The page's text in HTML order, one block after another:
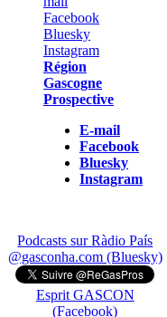
Région
Gascogne
Prospective
E-mail
Facebook
Bluesky
Instagram
Podcasts sur Ràdio País
@gasconha.com (Bluesky)
Esprit GASCON
(Facebook)